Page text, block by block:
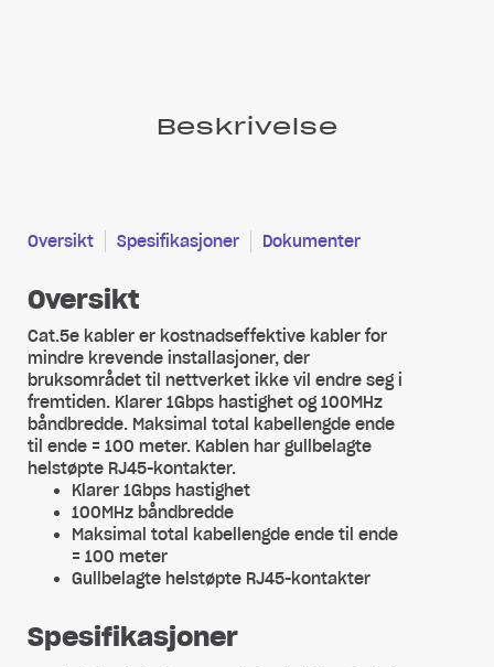
Beskrivelse
Oversikt Spesifikasjoner Dokumenter
Oversikt
Cat.5e kabler er kostnadseffektive kabler for
mindre krevende installasjoner, der
bruksområdet til nettverket ikke vil endre seg i
fremtiden. Klarer 1Gbps hastighet og 100MHz
båndbredde. Maksimal total kabellengde ende
til ende = 100 meter. Kablen har gullbelagte
helstøpte RJ45-kontakter.
Klarer 1Gbps hastighet
100MHz båndbredde
Maksimal total kabellengde ende til ende
= 100 meter
Gullbelagte helstøpte RJ45-kontakter
Spesifikasjoner